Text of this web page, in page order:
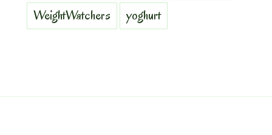
WeightWatchers
yoghurt